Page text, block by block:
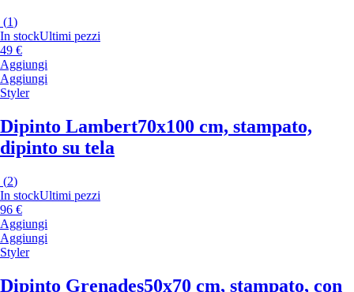
(1)
In stockUltimi pezzi
49 €
Aggiungi
Aggiungi
Styler
Dipinto Lambert70x100 cm, stampato,
dipinto su tela
(2)
In stockUltimi pezzi
96 €
Aggiungi
Aggiungi
Styler
Dipinto Grenades50x70 cm, stampato, con